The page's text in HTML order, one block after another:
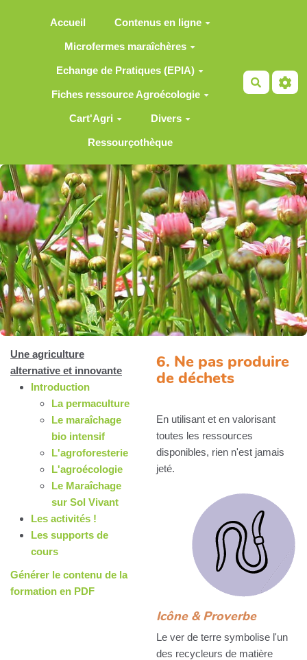
Accueil Contenus en ligne
Microfermes maraîchères
Echange de Pratiques (EPIA)
Fiches ressource Agroécologie
Cart'Agri Divers
Ressourçothèque
Une agriculture
alternative et innovante
Introduction
La permaculture
Le maraîchage
bio intensif
L'agroforesterie
L'agroécologie
Le Maraîchage
sur Sol Vivant
Les activités !
Les supports de
cours
Générer le contenu de la
formation en PDF
6. Ne pas produire
de déchets
En utilisant et en valorisant
toutes les ressources
disponibles, rien n'est jamais
jeté.
Icône & Proverbe
Le ver de terre symbolise l'un
des recycleurs de matière